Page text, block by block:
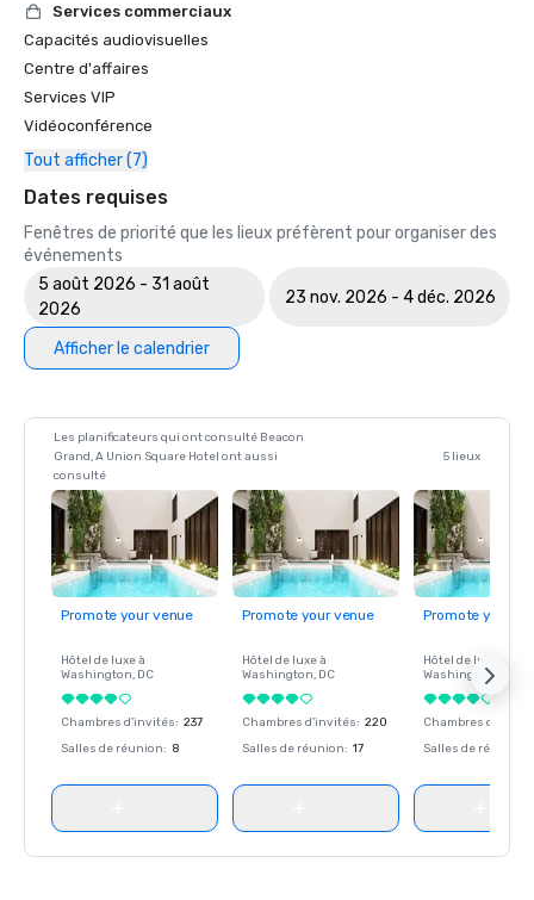
Services commerciaux
Capacités audiovisuelles
Centre d'affaires
Services VIP
Vidéoconférence
Tout afficher (7)
Dates requises
Fenêtres de priorité que les lieux préfèrent pour organiser des
événements
5 août 2026 - 31 août
2026
23 nov. 2026 - 4 déc. 2026
Afficher le calendrier
Les planificateurs qui ont consulté Beacon
Grand, A Union Square Hotel ont aussi
consulté
5 lieux
Promote your venue
Hôtel de luxe à
Washington, DC
Chambres d'invités: 237
Salles de réunion: 8
Promote your venue
Hôtel de luxe à
Washington, DC
Chambres d'invités: 220
Salles de réunion: 17
Promote your
Hôtel de luxe à
Washington
Chambres
Salles de réunion